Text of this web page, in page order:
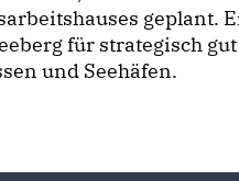
geplant.
für strategisch gut
und Seehäfen.